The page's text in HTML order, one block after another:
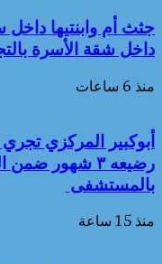
جثث أم وابنتيها
داخل شقة الأسرة
منذ 6 ساعات
رضيعه ٣ شهور
بالمستشفى
منذ 15 ساعة